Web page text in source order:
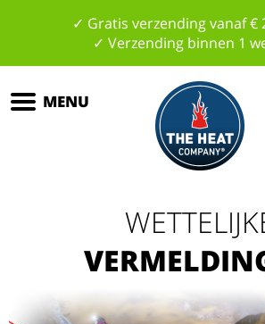
✓ Gratis verzending vanaf €
✓ Verzending binnen 1
MENU